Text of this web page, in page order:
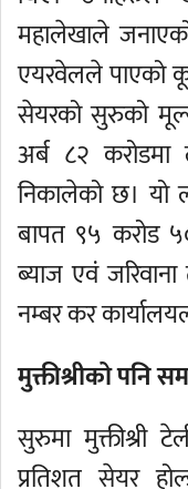
महालेखाले
एयरवेलले पाएको
सेयरको सुरुको
अर्ब ८२ करोडमा
निकालेको छ। यो
बापत ९५ करोड
ब्याज एवं
नम्बर कर
मुक्तीश्रीको पनि
सुरुमा मुक्तीश्री
प्रतिशत सेयर